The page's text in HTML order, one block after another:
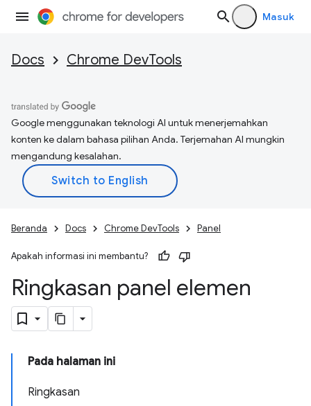
Masuk
Docs Chrome DevTools
Google menggunakan teknologi AI untuk menerjemahkan
konten ke dalam bahasa pilihan Anda. Terjemahan AI mungkin
mengandung kesalahan.
Beranda Docs Chrome DevTools Panel
Apakah informasi ini membantu?
Ringkasan panel elemen
Pada halaman ini
Ringkasan